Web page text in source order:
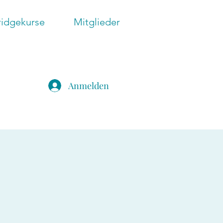
Mitglieder
Anmelden